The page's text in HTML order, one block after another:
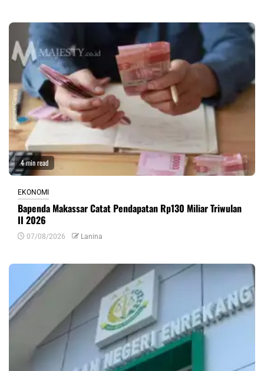
4 min read
EKONOMI
Bapenda Makassar Catat Pendapatan Rp130 Miliar Triwulan
II 2026
07/08/2026 Lanina